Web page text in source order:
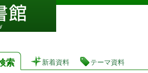
図書館 蔵書検索・
索 新着資料 テーマ資料